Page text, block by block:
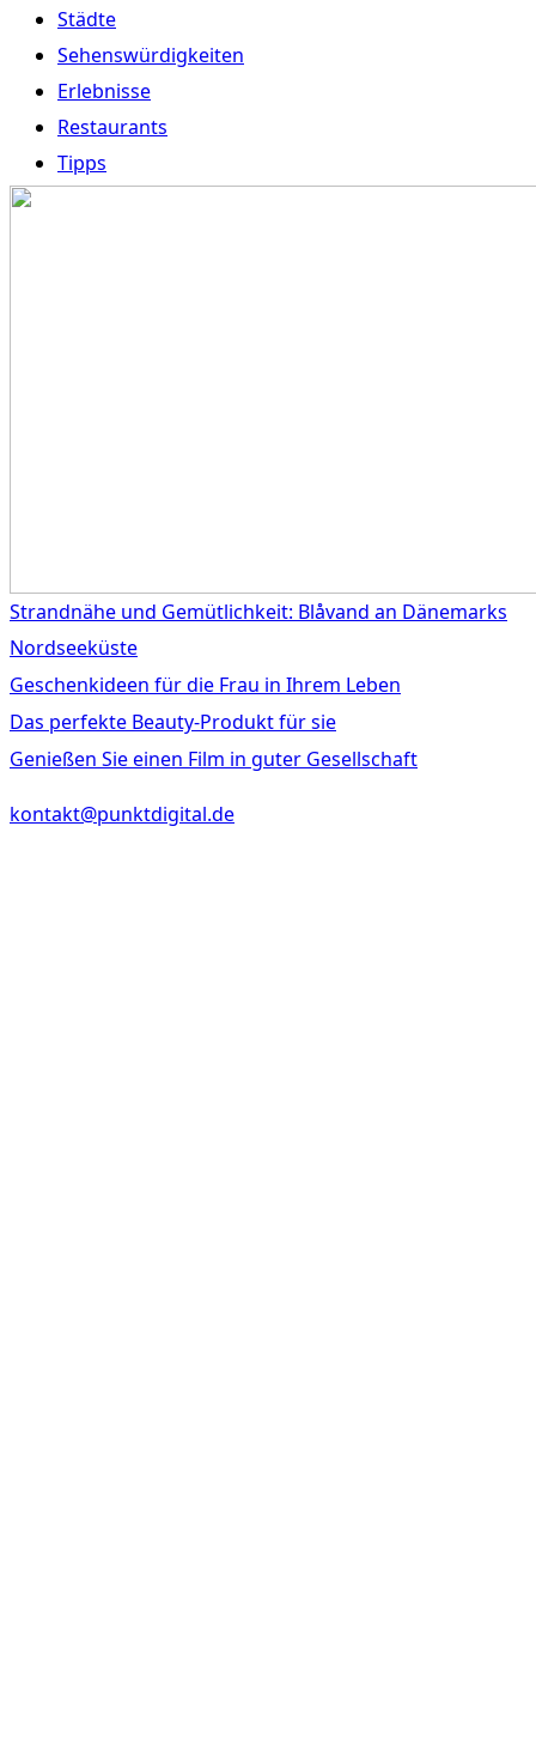
Städte
Sehenswürdigkeiten
Erlebnisse
Restaurants
Tipps
Strandnähe und Gemütlichkeit: Blåvand an Dänemarks
Nordseeküste
Geschenkideen für die Frau in Ihrem Leben
Das perfekte Beauty-Produkt für sie
Genießen Sie einen Film in guter Gesellschaft
kontakt@punktdigital.de